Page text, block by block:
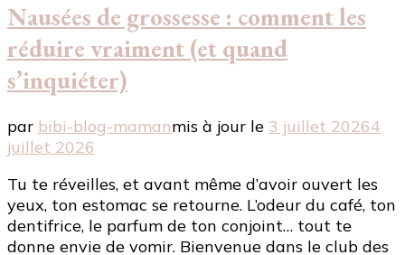
Nausées de grossesse : comment les
réduire vraiment (et quand
s’inquiéter)
par bibi-blog-mamanmis à jour le 3 juillet 20264
juillet 2026
Tu te réveilles, et avant même d’avoir ouvert les
yeux, ton estomac se retourne. L’odeur du café, ton
dentifrice, le parfum de ton conjoint… tout te
donne envie de vomir. Bienvenue dans le club des